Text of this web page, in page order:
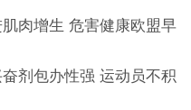
肉增生 危害健康欧盟早
剂包办性强 运动员不积